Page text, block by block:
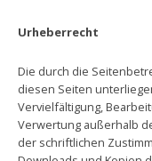
Urheberrecht
Die durch die
diesen Seiten
Vervielfältigung,
Verwertung außerhalb
der schriftlichen